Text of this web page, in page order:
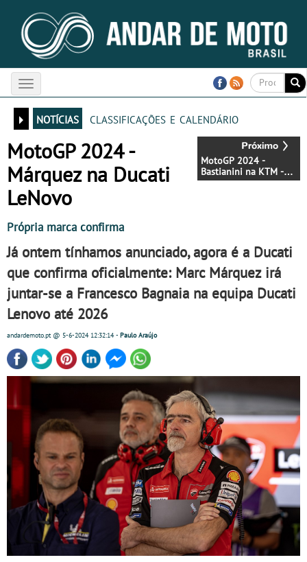
Toggle
navigation
notícias classificações e calendário
MotoGP 2024 -
Bastianini na KTM -
Márquez certo na
MotoGP 2024 -
Márquez na Ducati
LeNovo
Própria marca confirma
Já ontem tínhamos anunciado, agora é a Ducati
que confirma oficialmente: Marc Márquez irá
juntar-se a Francesco Bagnaia na equipa Ducati
Lenovo até 2026
andardemoto.pt@ 5-6-202412:32:14- Paulo Araújo